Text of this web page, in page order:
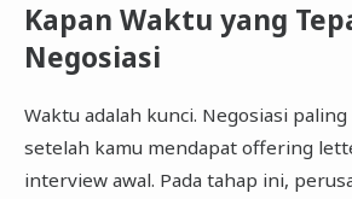
Kapan Waktu yang
Negosiasi
Waktu adalah kunci. Negosiasi
setelah kamu mendapat offering
interview awal. Pada tahap ini,